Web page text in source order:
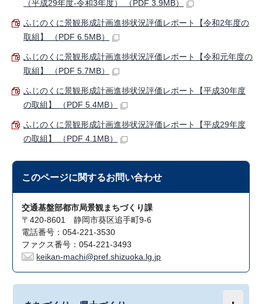
（平成29年度-令和3年度） （PDF 3.9MB）
ふじのくに景観形成計画進捗状況評価レポート【令和2年度の
取組】 （PDF 6.5MB）
ふじのくに景観形成計画進捗状況評価レポート【令和元年度の
取組】 （PDF 5.7MB）
ふじのくに景観形成計画進捗状況評価レポート【平成30年度
の取組】 （PDF 5.4MB）
ふじのくに景観形成計画進捗状況評価レポート【平成29年度
の取組】 （PDF 4.1MB）
このページに関するお問い合わせ
交通基盤部都市局景観まちづくり課
〒420-8601 静岡市葵区追手町9-6
電話番号：054-221-3530
ファクス番号：054-221-3493
keikan-machi@pref.shizuoka.lg.jp